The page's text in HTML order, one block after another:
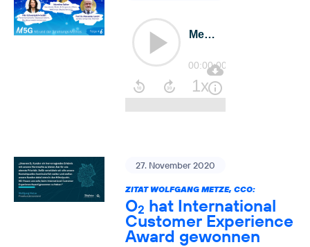
27. November 2020
ZITAT WOLFGANG METZE, CCO:
O2 hat International
Customer Experience
Award gewonnen